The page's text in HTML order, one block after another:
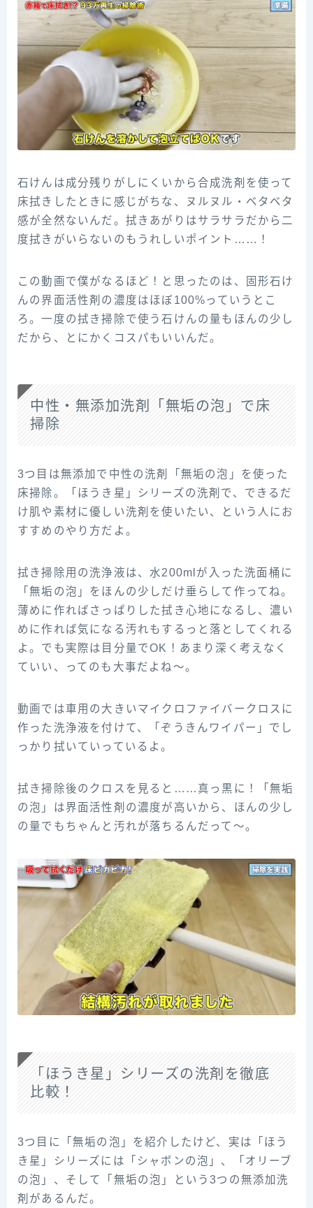
石けんは成分残りがしにくいから合成洗剤を使って
床拭きしたときに感じがちな、ヌルヌル・ベタベタ
感が全然ないんだ。拭きあがりはサラサラだから二
度拭きがいらないのもうれしいポイント……！
この動画で僕がなるほど！と思ったのは、固形石け
んの界面活性剤の濃度はほぼ100%っていうとこ
ろ。一度の拭き掃除で使う石けんの量もほんの少し
だから、とにかくコスパもいいんだ。
中性・無添加洗剤「無垢の泡」で床
掃除
3つ目は無添加で中性の洗剤「無垢の泡」を使った
床掃除。「ほうき星」シリーズの洗剤で、できるだ
け肌や素材に優しい洗剤を使いたい、という人にお
すすめのやり方だよ。
拭き掃除用の洗浄液は、水200mlが入った洗面桶に
「無垢の泡」をほんの少しだけ垂らして作ってね。
薄めに作ればさっぱりした拭き心地になるし、濃い
めに作れば気になる汚れもするっと落としてくれる
よ。でも実際は目分量でOK！あまり深く考えなく
ていい、ってのも大事だよね～。
動画では車用の大きいマイクロファイバークロスに
作った洗浄液を付けて、「ぞうきんワイパー」でし
っかり拭いていっているよ。
拭き掃除後のクロスを見ると……真っ黒に！「無垢
の泡」は界面活性剤の濃度が高いから、ほんの少し
の量でもちゃんと汚れが落ちるんだって～。
「ほうき星」シリーズの洗剤を徹底
比較！
3つ目に「無垢の泡」を紹介したけど、実は「ほう
き星」シリーズには「シャボンの泡」、「オリーブ
の泡」、そして「無垢の泡」という3つの無添加洗
剤があるんだ。